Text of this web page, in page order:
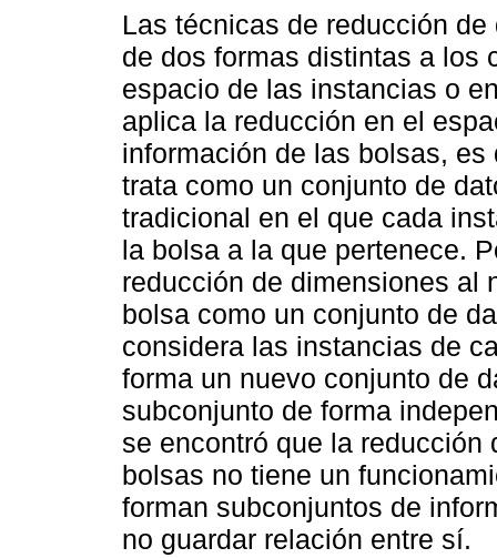
Las técnicas de reducción
de dos formas distintas a los
espacio de las instancias o
aplica la reducción en el
información de las bolsas,
trata como un conjunto de
tradicional en el que cada
la bolsa a la que pertenece.
reducción de dimensiones al
bolsa como un conjunto de
considera las instancias de
forma un nuevo conjunto de
subconjunto de forma
se encontró que la
bolsas no tiene un
forman subconjuntos de
no guardar relación entre sí.